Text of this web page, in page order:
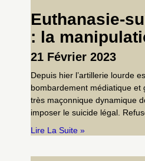
Euthanasie-
: la
21 Février 2023
Depuis hier l’artillerie lourde
bombardement médiatique et
très maçonnique dynamique
imposer le suicide légal.
Lire La Suite »